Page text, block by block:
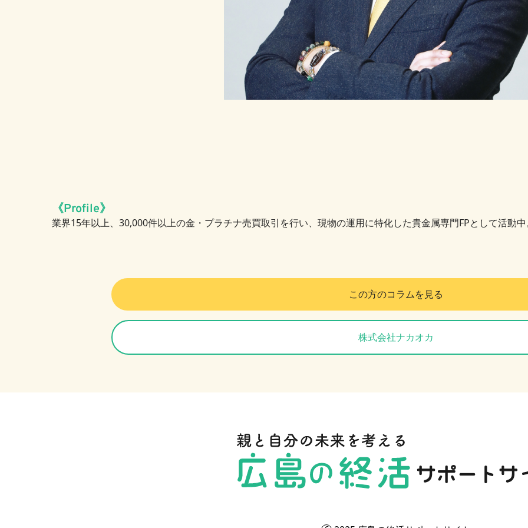
業界15年以上、30,000件以上の金・プラチナ売買取引を行い、現物の運用に特化した貴金属専門FPとして活動
この方のコラムを見る
株式会社ナカオカ